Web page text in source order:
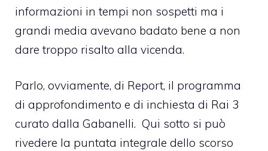
informazioni in tempi non sospetti ma i
grandi media avevano badato bene a non
dare troppo risalto alla vicenda.
Parlo, ovviamente, di Report, il programma
di approfondimento e di inchiesta di Rai 3
curato dalla Gabanelli. Qui sotto si può
rivedere la puntata integrale dello scorso